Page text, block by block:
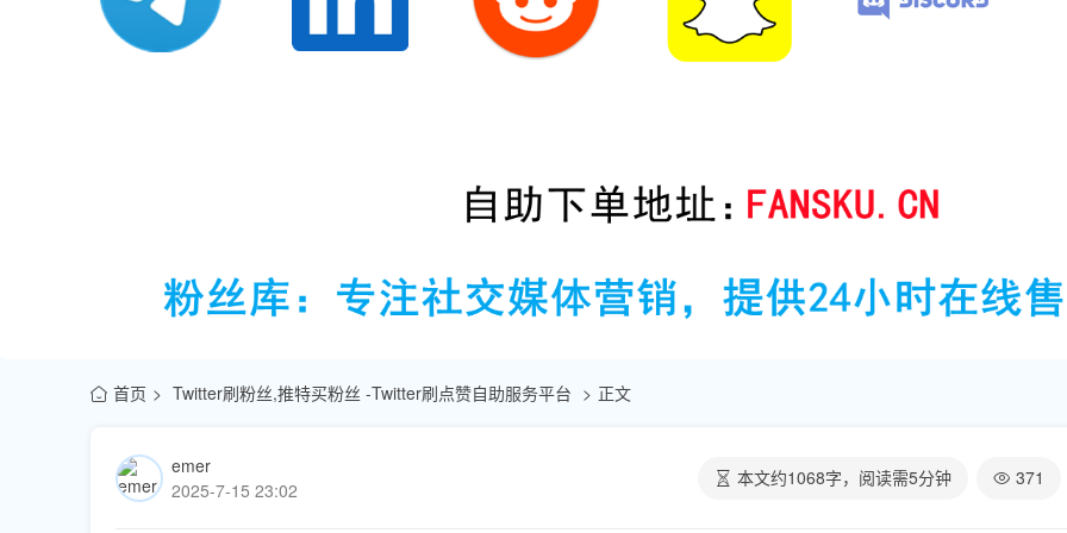
首页 Twitter刷粉丝,推特买粉丝 -Twitter刷点赞自助服务平台 正文
emer
2025-7-15 23:02
本文约1068字，阅读需5分钟 371